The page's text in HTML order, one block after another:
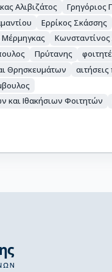
Αλιβιζάτος Γρηγόριος
Ερρίκος Σκάσσης
Πρύτανης
Θρησκευμάτων
και Ιθακήσιων Φοιτητών